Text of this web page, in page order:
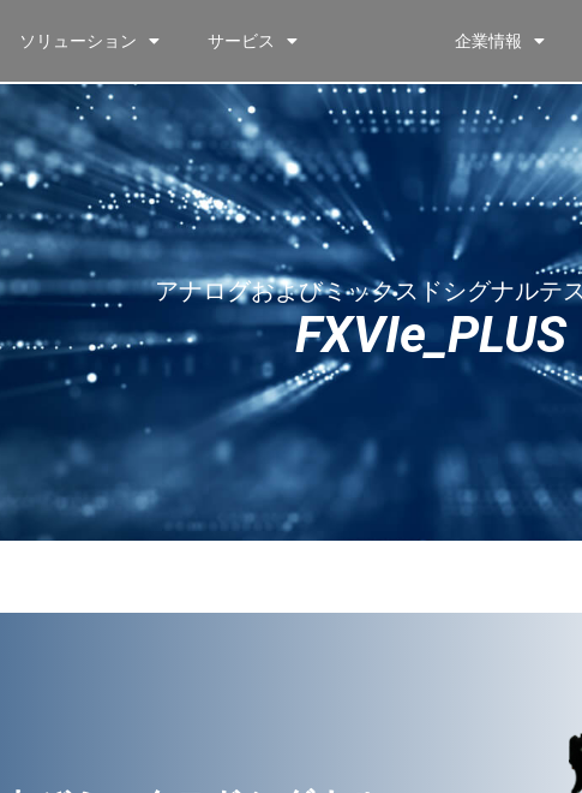
ソリューション サービス 企業情報
アナログおよびミックスドシグナルテ
FXVIe_PLUS